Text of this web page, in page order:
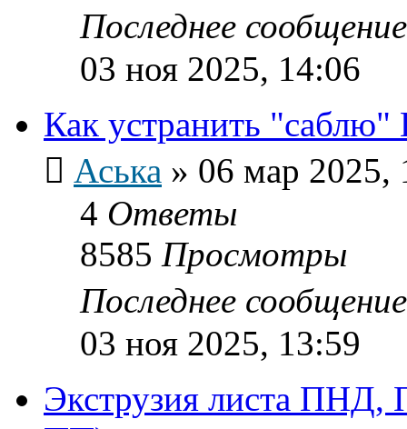
Последнее
03 ноя 2025, 14:06
Как устранить
Аська » 06 мар 2025,
4 Ответы
8585 Просмотры
Последнее
03 ноя 2025, 13:59
Экструзия листа